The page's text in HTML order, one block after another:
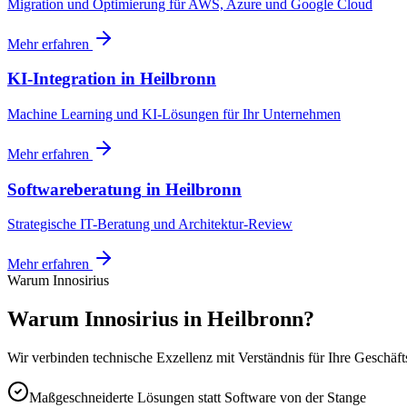
Migration und Optimierung für AWS, Azure und Google Cloud
Mehr erfahren
KI-Integration in Heilbronn
Machine Learning und KI-Lösungen für Ihr Unternehmen
Mehr erfahren
Softwareberatung in Heilbronn
Strategische IT-Beratung und Architektur-Review
Mehr erfahren
Warum Innosirius
Warum Innosirius in Heilbronn?
Wir verbinden technische Exzellenz mit Verständnis für Ihre
Maßgeschneiderte Lösungen statt Software von der Stange